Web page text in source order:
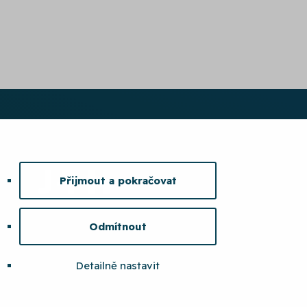
Přijmout a pokračovat
Odmítnout
Detailně nastavit